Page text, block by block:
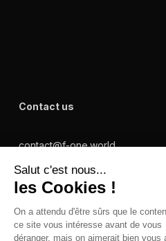
Contact us
contact@f-one.world
+334 67 99 51 16
175 Rte de la Foire, 34470 Perols